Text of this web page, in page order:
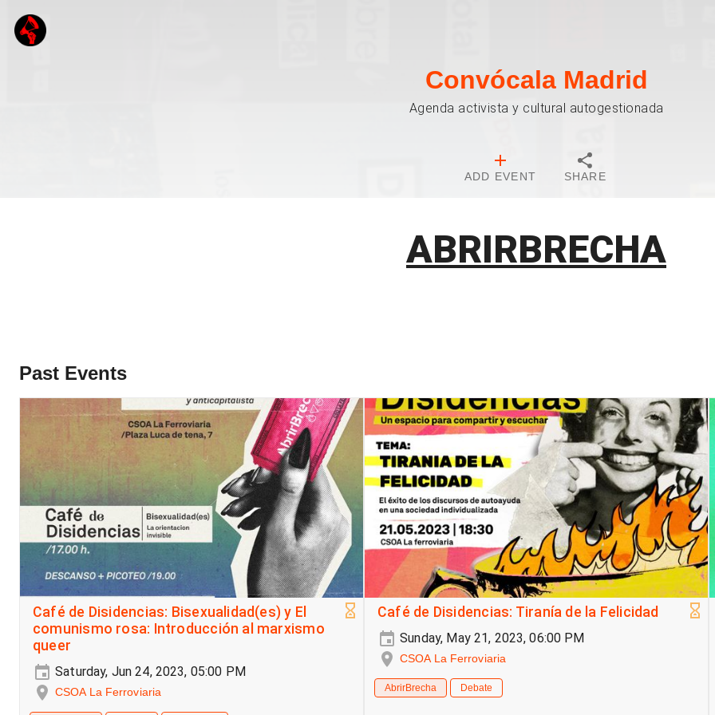
Convócala Madrid
Agenda activista y cultural autogestionada
ADD EVENT SHARE
ABRIRBRECHA
Past Events
Café de Disidencias: Bisexualidad(es) y El
comunismo rosa: Introducción al marxismo
queer
Saturday, Jun 24, 2023, 05:00 PM
CSOA La Ferroviaria
Café de Disidencias: Tiranía de la Felicidad
Sunday, May 21, 2023, 06:00 PM
CSOA La Ferroviaria
AbrirBrecha Debate